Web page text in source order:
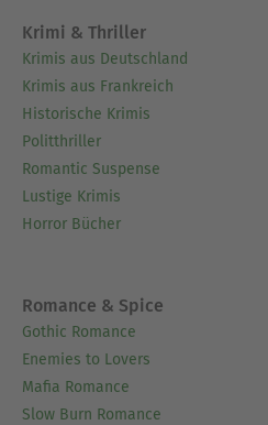
Krimi & Thriller
Krimis aus Deutschland
Krimis aus Frankreich
Historische Krimis
Politthriller
Romantic Suspense
Lustige Krimis
Horror Bücher
Romance & Spice
Gothic Romance
Enemies to Lovers
Mafia Romance
Slow Burn Romance